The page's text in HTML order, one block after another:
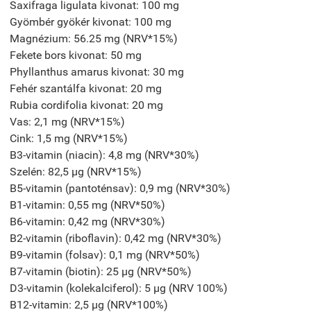
Saxifraga ligulata kivonat: 100 mg
Gyömbér gyökér kivonat: 100 mg
Magnézium: 56.25 mg (NRV*15%)
Fekete bors kivonat: 50 mg
Phyllanthus amarus kivonat: 30 mg
Fehér szantálfa kivonat: 20 mg
Rubia cordifolia kivonat: 20 mg
Vas: 2,1 mg (NRV*15%)
Cink: 1,5 mg (NRV*15%)
B3-vitamin (niacin): 4,8 mg (NRV*30%)
Szelén: 82,5 µg (NRV*15%)
B5-vitamin (pantoténsav): 0,9 mg (NRV*30%)
B1-vitamin: 0,55 mg (NRV*50%)
B6-vitamin: 0,42 mg (NRV*30%)
B2-vitamin (riboflavin): 0,42 mg (NRV*30%)
B9-vitamin (folsav): 0,1 mg (NRV*50%)
B7-vitamin (biotin): 25 µg (NRV*50%)
D3-vitamin (kolekalciferol): 5 µg (NRV 100%)
B12-vitamin: 2,5 µg (NRV*100%)